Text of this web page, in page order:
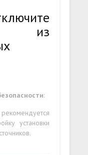
из
:
установки